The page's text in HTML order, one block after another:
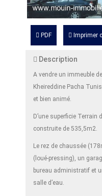
PDF Imprimer
Description
A vendre un immeuble
Kheireddine Pacha
et bien animé.
D’une superficie
construite de 535,5m2.
Le rez de chaussée
(loué-pressing), un
bureau administratif et
salle d’eau.